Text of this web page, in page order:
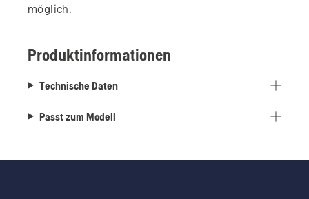
möglich.
Produktinformationen
Technische Daten
Passt zum Modell